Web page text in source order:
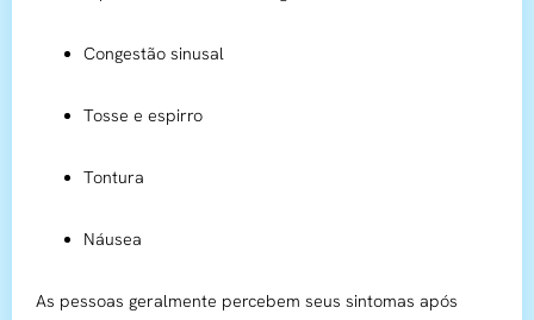
Congestão sinusal
Tosse e espirro
Tontura
Náusea
As pessoas geralmente percebem seus sintomas após